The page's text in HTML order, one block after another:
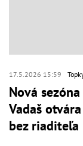
17.5.2026 15:59
Nová
Vadaš
bez riaditeľa